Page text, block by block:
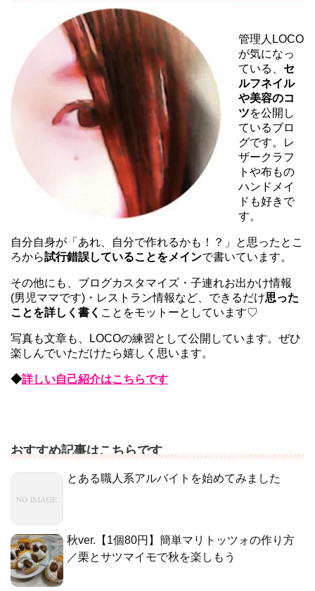
管理人LOCO
が気になっ
ている、 セ
ルフネイル
や美容のコ
ツを公開し
ているブロ
グです。レ
ザークラフ
トや布もの
ハンドメイ
ドも好きで
す。
自分自身が「あれ、自分で作れるかも！？」と思ったとこ
ろから試行錯誤していることをメインで書いています。
その他にも、ブログカスタマイズ・子連れお出かけ情報
(男児ママです)・レストラン情報など、できるだけ思った
ことを詳しく書く ことをモットーとしています♡
写真も文章も、LOCOの練習として公開しています。ぜひ
楽しんでいただけたら嬉しく思います。
◆詳しい自己紹介はこちらです
おすすめ記事はこちらです
とある職人系アルバイトを始めてみました
秋ver.【1個80円】簡単マリトッツォの作り方
／栗とサツマイモで秋を楽しもう